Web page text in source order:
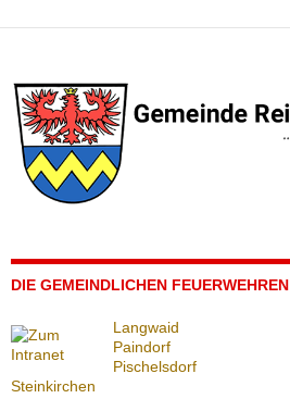
DIE GEMEINDLICHEN FEUERWEHREN
Langwaid
Paindorf
Pischelsdorf
Steinkirchen